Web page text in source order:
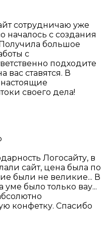
сотрудничаю уже
началось с создания
большое
с
подходите
вас ставятся. В
своего дела!
Логосайту, в
сайт, цена была по
были не великие... В
уме было только вау...
конфетку. Спасибо